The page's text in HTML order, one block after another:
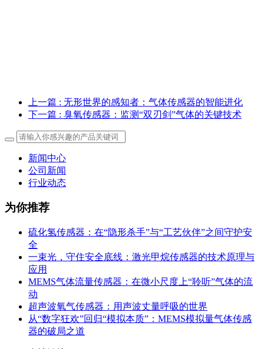
上一篇 : 无形世界的感知者：气体传感器的智能进化
下一篇 : 臭氧传感器：监测“双刃剑”气体的关键技术
新闻中心
公司新闻
行业动态
为你推荐
硫化氢传感器：在“隐形杀手”与“工艺伙伴”之间守护安
全
一束光，守住安全底线：激光甲烷传感器的技术原理与
应用
MEMS气体流量传感器：在微小尺度上“聆听”气体的流
动
超声波氧气传感器：用声波丈量呼吸的世界
从“数字狂欢”回归“模拟本质”：MEMS模拟量气体传感
器的破局之道